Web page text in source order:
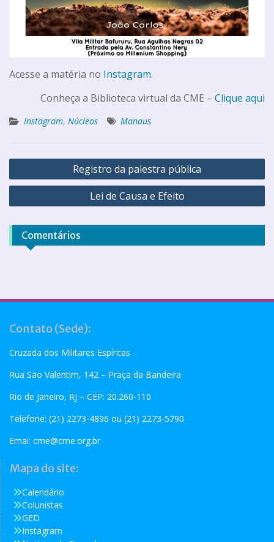
Acesse a matéria no Instagram.
Conheça a Biblioteca virtual da CME – Clique aqui
Instagram, Núcleos Manaus
Registro da palestra pública
Lei de Causa e Efeito
Comentários
Contato (Sede):
Cruzada dos Militares Espíritas
Rua São Valentim, 142 – Praça da Bandeira
Rio de Janeiro, RJ – CEP: 20.260-110
Telefone: (21) 2273-4896 ou (21) 2273-5790
Emai: cme@cme.org.br
Mapa do site:
Calendário
Colunistas
GED
Instagram